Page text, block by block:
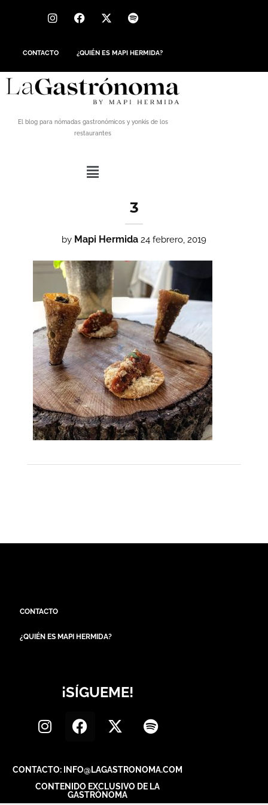
CONTACTO ¿QUIÉN ES MAPI HERMIDA?
El blog para nómadas gastronómicos y yonkis de los
restaurantes
3
by Mapi Hermida 24 febrero, 2019
CONTACTO
¿QUIÉN ES MAPI HERMIDA?
¡SÍGUEME!
CONTACTO: INFO@LAGASTRONOMA.COM
CONTENIDO EXCLUSIVO DE LA
GASTRÓNOMA